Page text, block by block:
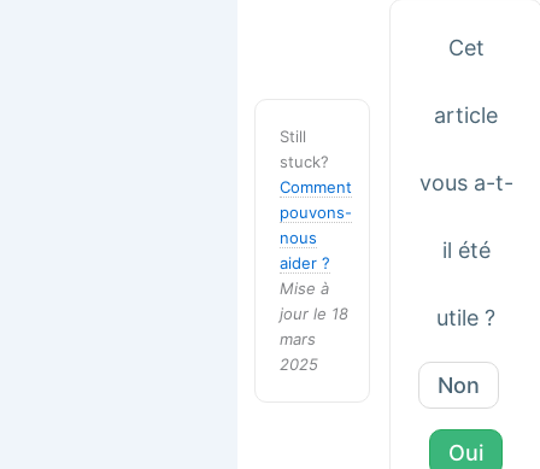
Still
stuck?
Comment
pouvons-
nous
aider ?
Mise à
jour le 18
mars
2025
Cet
article
vous a-t-
il été
utile ?
Non
Oui